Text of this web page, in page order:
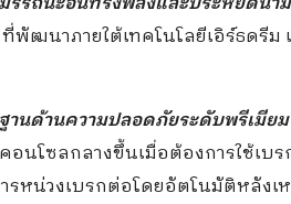
ที่พัฒนาภายใต้เทคโนโลยีเอิร์ธดรี
นด้านความปลอดภัยระดับพรีเมียม
นโซลกลางขึ้นเมื่อต้องการใช้เบร
รหน่วงเบรกต่อโดยอัตโนมัติหลัง